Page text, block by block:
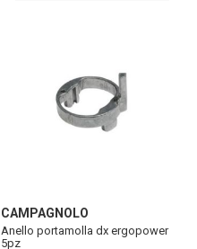
CAMPAGNOLO
Anello portamolla dx ergopower
5pz